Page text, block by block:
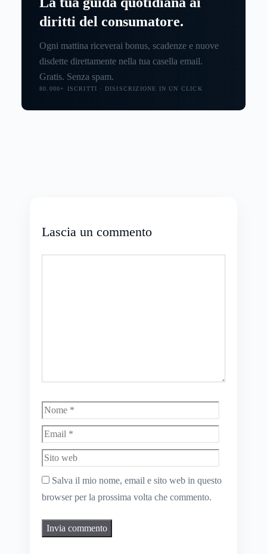
diritti del consumatore.
Ogni mattina riceverai bonus, scadenze e nuove
disdette direttamente nella tua casella email.
Gratis. Senza spam.
80.000+ ISCRITTI · DISISCRIZIONE IN UN CLICK
Lascia un commento
Nome
web
Salva il mio nome, email e sito web in questo
browser per la prossima volta che commento.